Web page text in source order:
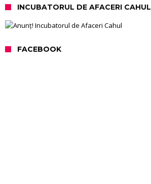
INCUBATORUL DE AFACERI CAHUL
FACEBOOK